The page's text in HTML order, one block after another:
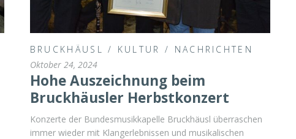
BRUCKHÄUSL / KULTUR / NACHRICHTEN
Oktober 24, 2024
Hohe Auszeichnung beim
Bruckhäusler Herbstkonzert
Konzerte der Bundesmusikkapelle Bruckhäusl überraschen
immer wieder mit Klangerlebnissen und musikalischen